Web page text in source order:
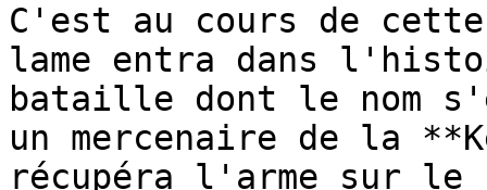
C'est au cours de
lame entra dans
bataille dont le nom
un mercenaire de la
récupéra l'arme sur